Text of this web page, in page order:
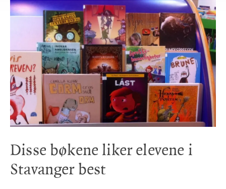
Disse bøkene liker elevene i
Stavanger best